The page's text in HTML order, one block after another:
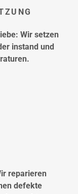
Wir setzen
instand und
reparieren
defekte